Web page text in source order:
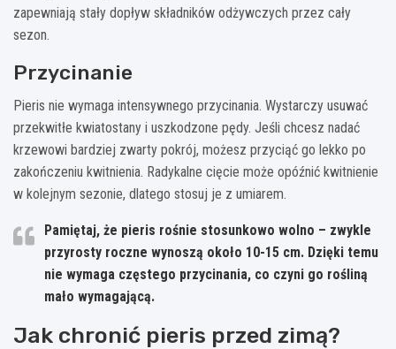
zapewniają stały dopływ składników odżywczych przez cały
sezon.
Przycinanie
Pieris nie wymaga intensywnego przycinania. Wystarczy usuwać
przekwitłe kwiatostany i uszkodzone pędy. Jeśli chcesz nadać
krzewowi bardziej zwarty pokrój, możesz przyciąć go lekko po
zakończeniu kwitnienia. Radykalne cięcie może opóźnić kwitnienie
w kolejnym sezonie, dlatego stosuj je z umiarem.
Pamiętaj, że pieris rośnie stosunkowo wolno – zwykle
przyrosty roczne wynoszą około 10-15 cm. Dzięki temu
nie wymaga częstego przycinania, co czyni go rośliną
mało wymagającą.
Jak chronić pieris przed zimą?